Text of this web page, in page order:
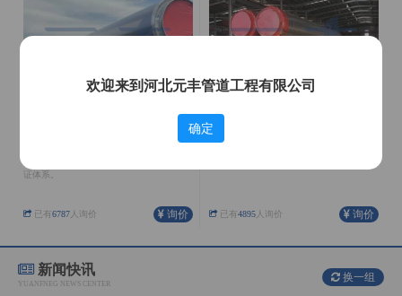
证体系。
已有6787人询价 询价
架空保温管
已有4895人询价 询价
新闻快讯
YUANFNEG NEWS CENTER
换一组
欢迎来到河北元丰管道工程有限公司
确定